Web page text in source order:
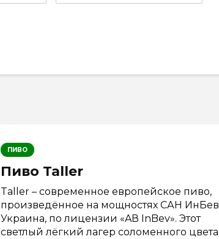
ПИВО
Пиво Taller
Taller – современное европейское пиво,
произведённое на мощностях САН ИнБев
Украина, по лицензии «AВ InBev». Этот
светлый лёгкий лагер соломенного цвета